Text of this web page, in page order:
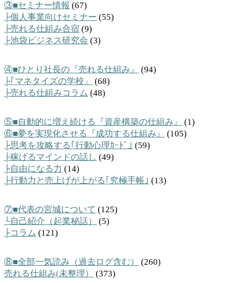
③■セミナー情報 (67)
├個人事業向けセミナー (55)
├売れる仕組み合宿 (9)
├池袋ビジネス研究会 (3)
④■ひとり社長の『売れる仕組み』
(94)
├｢マネタイズの学校」
(68)
├売れる仕組みコラム (48)
⑤■自動的に増え続ける『資産構築の仕組み』
(1)
⑥■夢を実現化させる『成功する仕組み』
(105)
├思考を攻略する｢行動心理ｶｰﾄﾞ｣ (59)
├稼げるマインドの話し (49)
├自由になる力 (14)
├行動力と売上げが上がる｢究極手帳｣ (13)
⑦■代表の宮城について (125)
└自己紹介（起業秘話）
(5)
├コラム (121)
⑧■全部一気読み（過去ログ含む）
(260)
売れる仕組み(未整理）
(373)